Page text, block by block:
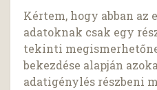
Kértem, hogy abban az
adatoknak csak egy
tekinti
bekezdése alapján
adatigénylés részbeni